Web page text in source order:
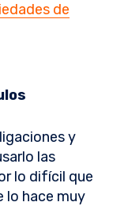
de
y
las
lo difícil que
lo hace muy